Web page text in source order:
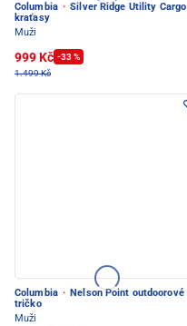
Columbia · Silver Ridge Utility Cargo
kraťasy
Muži
999 Kč -33 %
1.499 Kč
Columbia · Nelson Point outdoorové
tričko
Muži